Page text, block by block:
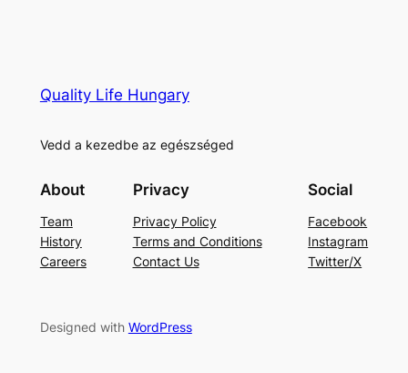
Quality Life Hungary
Vedd a kezedbe az egészséged
About
Team
History
Careers
Privacy
Privacy Policy
Terms and Conditions
Contact Us
Social
Facebook
Instagram
Twitter/X
Designed with WordPress